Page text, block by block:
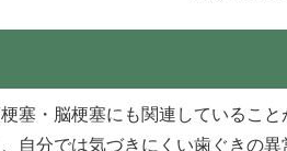
塞・脳梗塞にも関連していること
自分では気づきにくい歯ぐきの異